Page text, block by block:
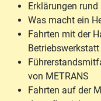
Erklärungen
Was macht ein
Fahrten mit der
Betriebswerkstatt
von METRANS
Fahrten auf der